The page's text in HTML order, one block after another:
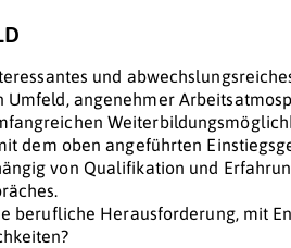
und
Umfeld, angenehmer
dem oben angeführten
von Qualifikation und
berufliche Herausforderung, mit